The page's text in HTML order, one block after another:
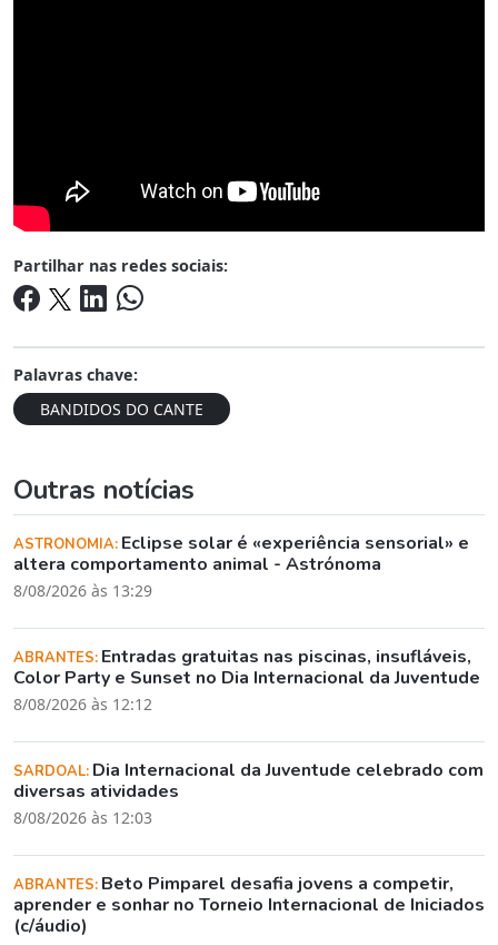
Partilhar nas redes sociais:
Palavras chave:
BANDIDOS DO CANTE
Outras notícias
ASTRONOMIA: Eclipse solar é «experiência sensorial» e
altera comportamento animal - Astrónoma
8/08/2026 às 13:29
ABRANTES: Entradas gratuitas nas piscinas, insufláveis,
Color Party e Sunset no Dia Internacional da Juventude
8/08/2026 às 12:12
SARDOAL: Dia Internacional da Juventude celebrado com
diversas atividades
8/08/2026 às 12:03
ABRANTES: Beto Pimparel desafia jovens a competir,
aprender e sonhar no Torneio Internacional de Iniciados
(c/áudio)